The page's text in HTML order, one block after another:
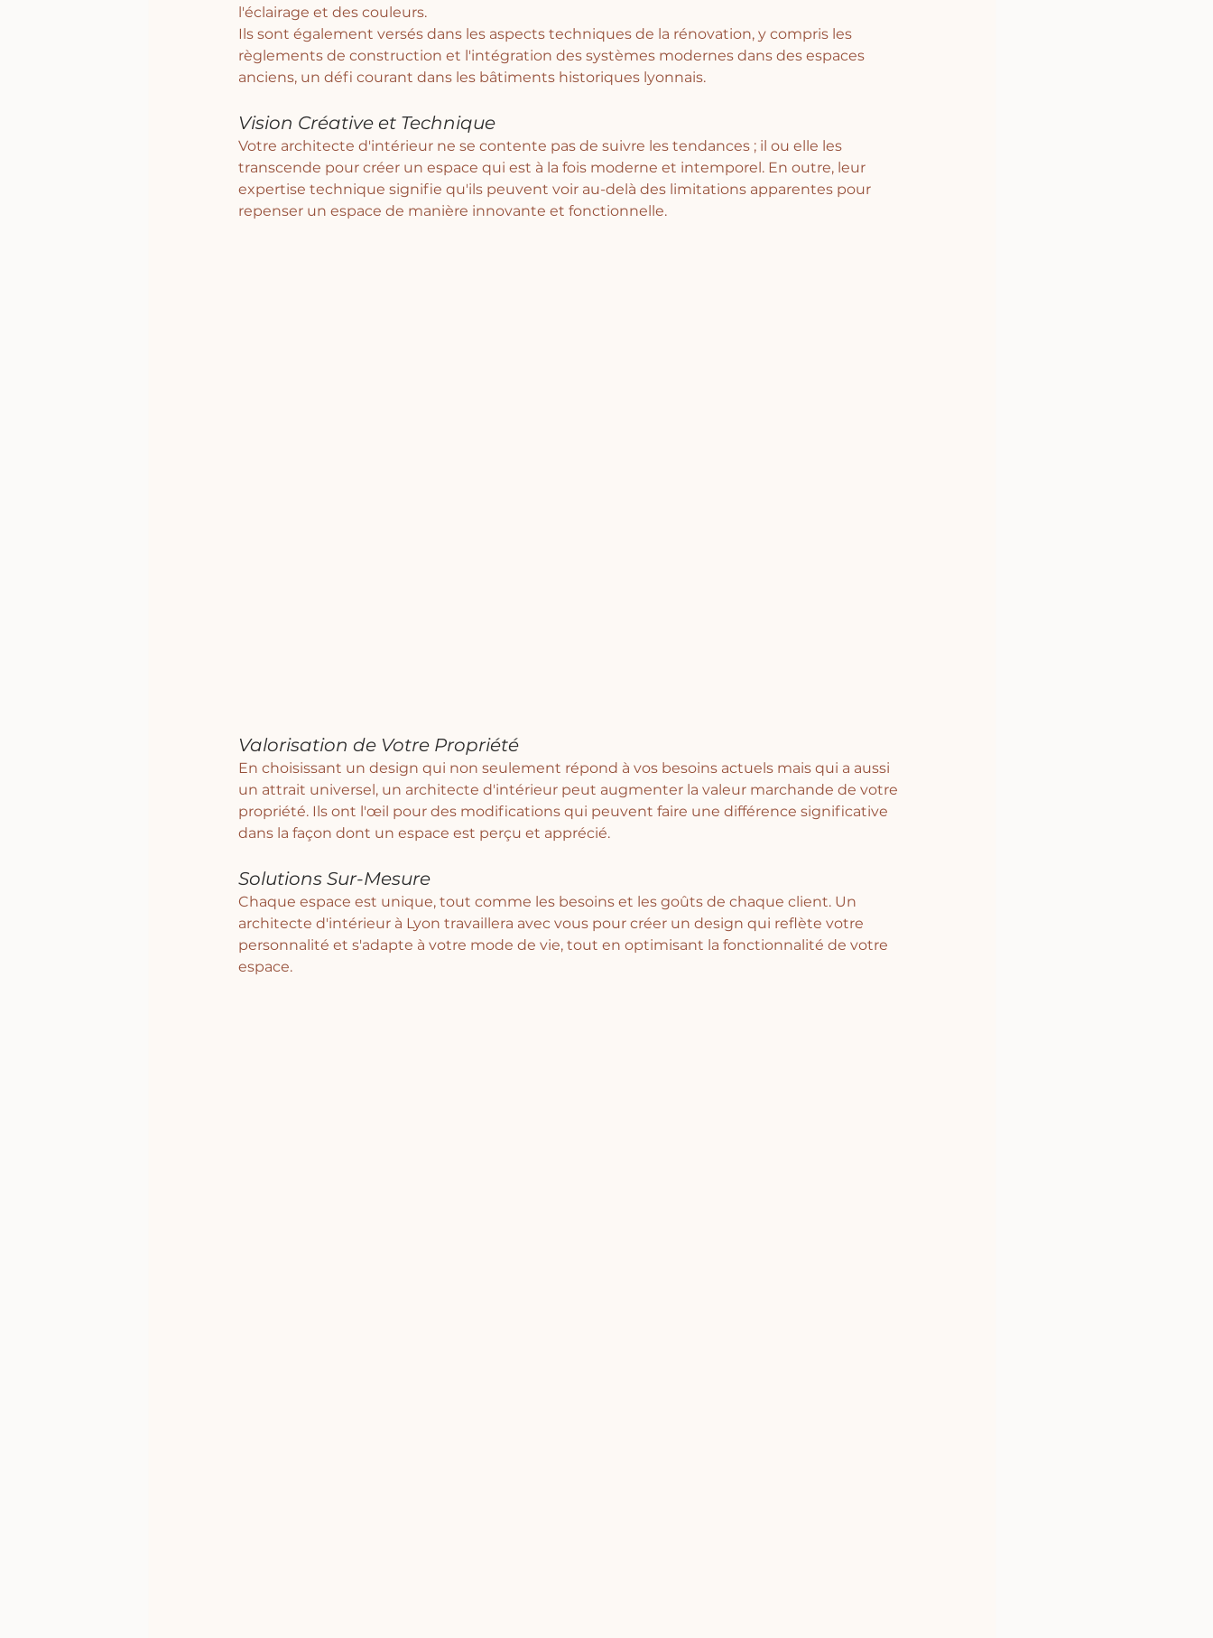
l'éclairage et des couleurs.
Ils sont également versés dans les aspects techniques de la rénovation, y compris les
règlements de construction et l'intégration des systèmes modernes dans des espaces
anciens, un défi courant dans les bâtiments historiques lyonnais.
Vision Créative et Technique
Votre architecte d'intérieur ne se contente pas de suivre les tendances ; il ou elle les
transcende pour créer un espace qui est à la fois moderne et intemporel. En outre, leur
expertise technique signifie qu'ils peuvent voir au-delà des limitations apparentes pour
repenser un espace de manière innovante et fonctionnelle.
Valorisation de Votre Propriété
En choisissant un design qui non seulement répond à vos besoins actuels mais qui a aussi
un attrait universel, un architecte d'intérieur peut augmenter la valeur marchande de votre
propriété. Ils ont l'œil pour des modifications qui peuvent faire une différence significative
dans la façon dont un espace est perçu et apprécié.
Solutions Sur-Mesure
Chaque espace est unique, tout comme les besoins et les goûts de chaque client. Un
architecte d'intérieur à Lyon travaillera avec vous pour créer un design qui reflète votre
personnalité et s'adapte à votre mode de vie, tout en optimisant la fonctionnalité de votre
espace.